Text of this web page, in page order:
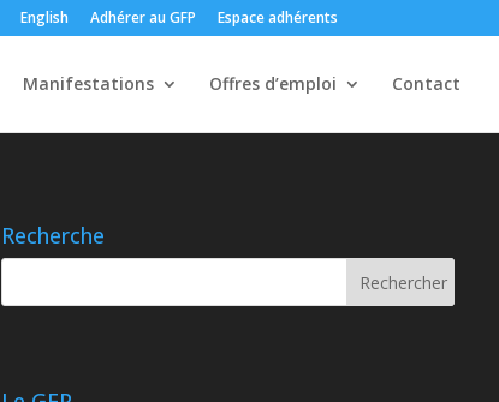
English Adhérer au GFP Espace adhérents
Manifestations Offres d’emploi Contact
Recherche